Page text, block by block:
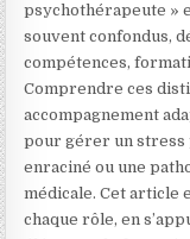
psychothérapeute »
souvent confondus,
compétences,
Comprendre ces
accompagnement
pour gérer un stress
enraciné ou une
médicale. Cet article
chaque rôle, en